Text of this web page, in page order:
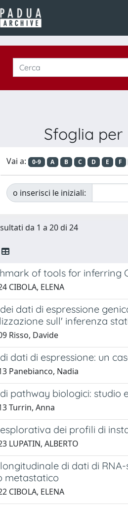
Sfoglia per
Vai a: 0-9 A B C D E F
o inserisci le iniziali:
da 1 a 20 di 24
of tools for inferring
CIBOLA, ELENA
dati di espressione
sull' inferenza
Risso, Davide
dati di espressione: un
Panebianco, Nadia
pathway biologici: studio
Turrin, Anna
dei profili di
LUPATIN, ALBERTO
di dati di
metastatico
CIBOLA, ELENA